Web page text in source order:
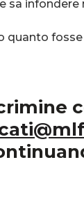
infondere
quanto